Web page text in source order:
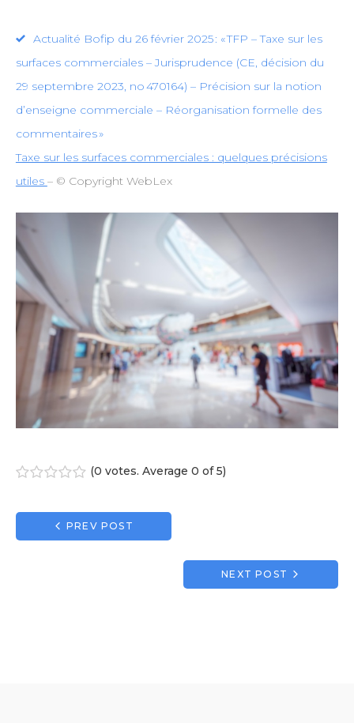
Actualité Bofip du 26 février 2025 : « TFP – Taxe sur les
surfaces commerciales – Jurisprudence (CE, décision du
29 septembre 2023, no 470164) – Précision sur la notion
d’enseigne commerciale – Réorganisation formelle des
commentaires »
Taxe sur les surfaces commerciales : quelques précisions
utiles – © Copyright WebLex
(0 votes. Average 0 of 5)
Navigation
de
PREV POST
NEXT POST